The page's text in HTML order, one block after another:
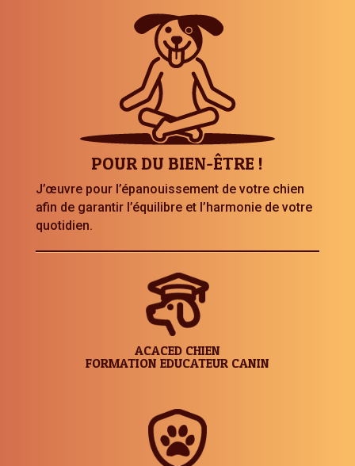
POUR DU BIEN-ÊTRE !
J’œuvre pour l’épanouissement de votre chien
afin de garantir l’équilibre et l’harmonie de votre
quotidien.
ACACED CHIEN
FORMATION EDUCATEUR CANIN